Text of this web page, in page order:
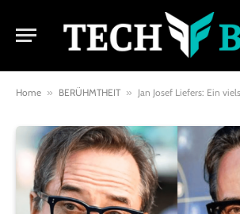
Home » BERÜHMTHEIT » Jan Josef Liefers: Ein vielseitiges Talent